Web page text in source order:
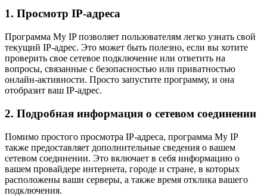
1. Просмотр IP-адреса
Программа My IP позволяет пользователям легко узнать свой
текущий IP-адрес. Это может быть полезно, если вы хотите
проверить свое сетевое подключение или ответить на
вопросы, связанные с безопасностью или приватностью
онлайн-активности. Просто запустите программу, и она
отобразит ваш IP-адрес.
2. Подробная информация о сетевом соединении
Помимо простого просмотра IP-адреса, программа My IP
также предоставляет дополнительные сведения о вашем
сетевом соединении. Это включает в себя информацию о
вашем провайдере интернета, городе и стране, в которых
расположены ваши серверы, а также время отклика вашего
подключения.